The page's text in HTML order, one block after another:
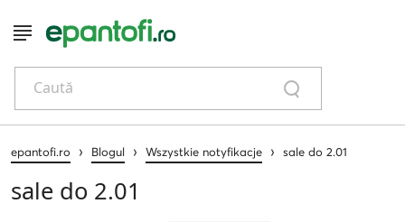
Caută
epantofi.ro › Blogul › Wszystkie notyfikacje › sale do 2.01
sale do 2.01